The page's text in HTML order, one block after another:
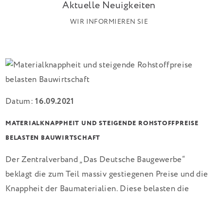
Aktuelle Neuigkeiten
WIR INFORMIEREN SIE
Datum:16.09.2021
MATERIALKNAPPHEIT UND STEIGENDE ROHSTOFFPREISE
BELASTEN BAUWIRTSCHAFT
Der Zentralverband „Das Deutsche Baugewerbe“
beklagt die zum Teil massiv gestiegenen Preise und die
Knappheit der Baumaterialien. Diese belasten die